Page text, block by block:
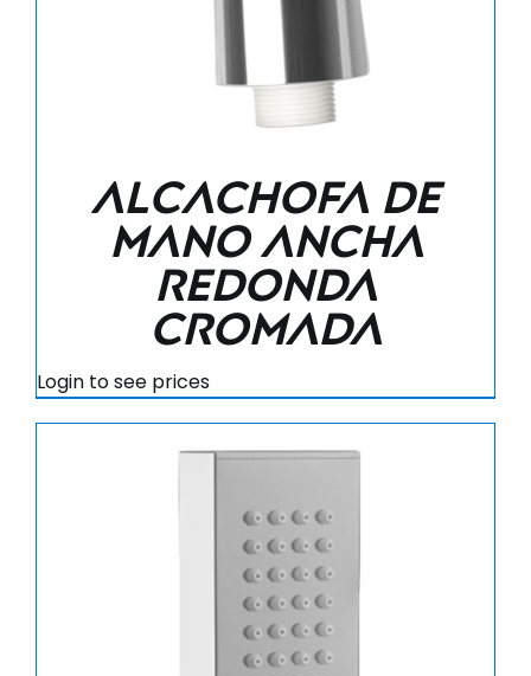
Alcachofa de
mano ancha
redonda
cromada
Login to see prices